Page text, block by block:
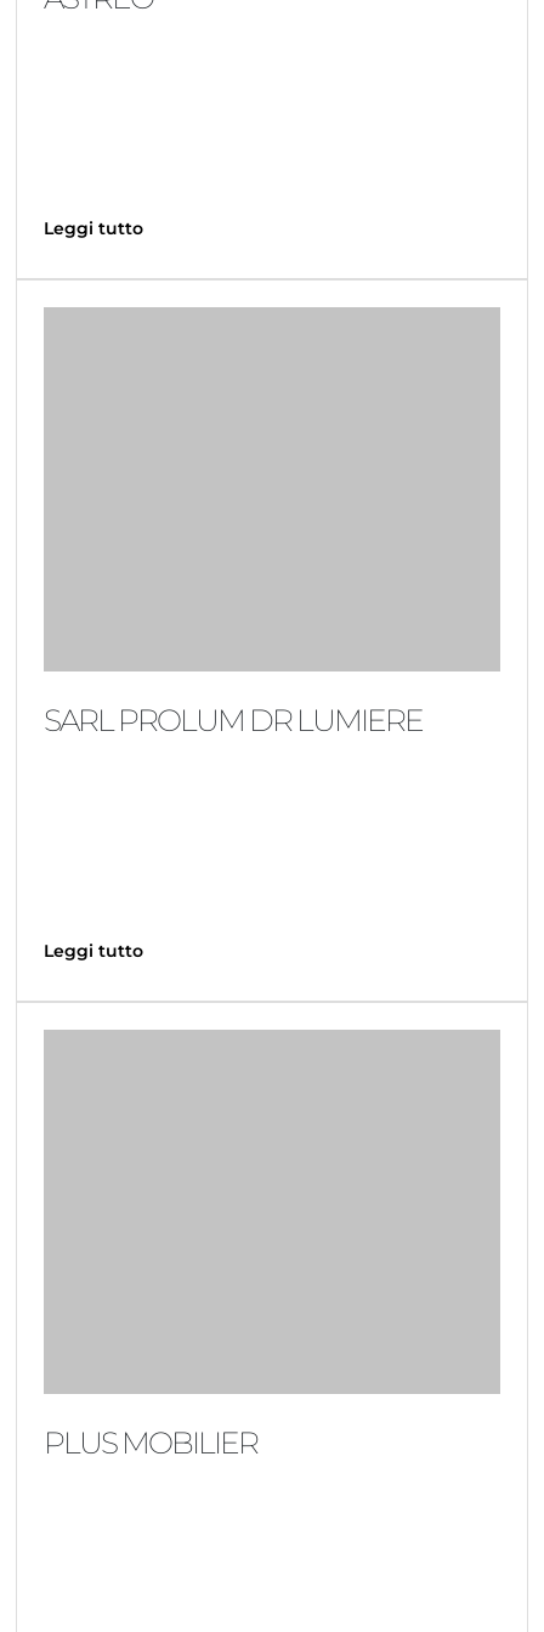
Leggi tutto
SARL PROLUM DR LUMIERE
Leggi tutto
PLUS MOBILIER